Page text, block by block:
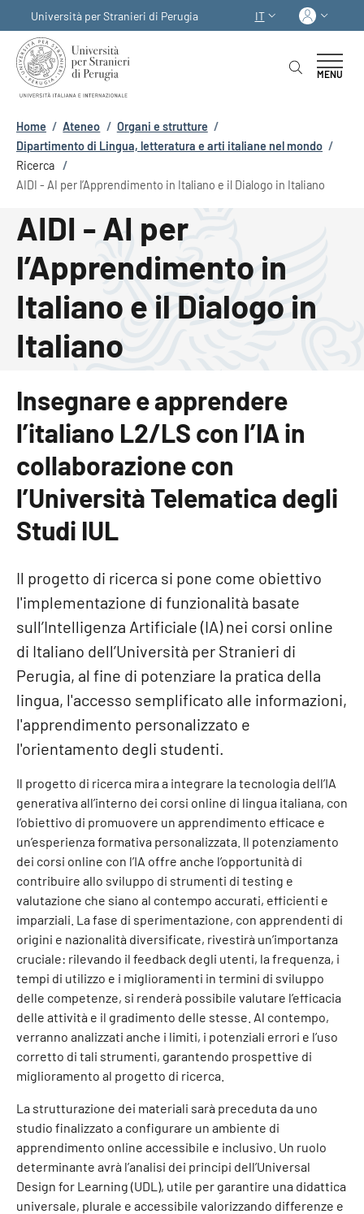
Università per Stranieri di Perugia
SELETTORE LINGUA:
IT
MENU
Briciole di pane
Home / Ateneo / Organi e strutture /
Dipartimento di Lingua, letteratura e arti italiane nel mondo /
Ricerca /
AIDI - AI per l’Apprendimento in Italiano e il Dialogo in Italiano
AIDI - AI per
l’Apprendimento in
Italiano e il Dialogo in
Italiano
Insegnare e apprendere
l’italiano L2/LS con l’IA in
collaborazione con
l’Università Telematica degli
Studi IUL
Il progetto di ricerca si pone come obiettivo
l'implementazione di funzionalità basate
sull’Intelligenza Artificiale (IA) nei corsi online
di Italiano dell’Università per Stranieri di
Perugia, al fine di potenziare la pratica della
lingua, l'accesso semplificato alle informazioni,
l'apprendimento personalizzato e
l'orientamento degli studenti.
Il progetto di ricerca mira a integrare la tecnologia dell’IA
generativa all’interno dei corsi online di lingua italiana, con
l’obiettivo di promuovere un apprendimento efficace e
un’esperienza formativa personalizzata. Il potenziamento
dei corsi online con l’IA offre anche l’opportunità di
contribuire allo sviluppo di strumenti di testing e
valutazione che siano al contempo accurati, efficienti e
imparziali. La fase di sperimentazione, con apprendenti di
origini e nazionalità diversificate, rivestirà un’importanza
cruciale: rilevando il feedback degli utenti, la frequenza, i
tempi di utilizzo e i miglioramenti in termini di sviluppo
delle competenze, si renderà possibile valutare l’efficacia
delle attività e il gradimento delle stesse. Al contempo,
verranno analizzati anche i limiti, i potenziali errori e l’uso
corretto di tali strumenti, garantendo prospettive di
miglioramento al progetto di ricerca.
La strutturazione dei materiali sarà preceduta da uno
studio finalizzato a configurare un ambiente di
apprendimento online accessibile e inclusivo. Un ruolo
determinante avrà l’analisi dei principi dell’Universal
Design for Learning (UDL), utile per garantire una didattica
universale, plurale e accessibile valorizzando differenze e